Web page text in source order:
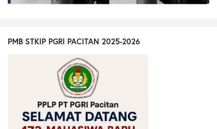
PMB STKIP PGRI PACITAN 2025-2026